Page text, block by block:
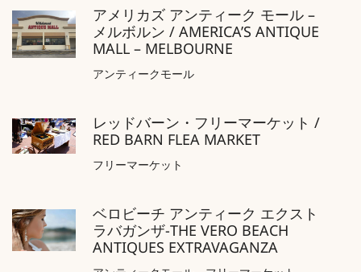
アメリカズ アンティーク モール –
メルボルン / AMERICA’S ANTIQUE
MALL – MELBOURNE
アンティークモール
レッドバーン・フリーマーケット /
RED BARN FLEA MARKET
フリーマーケット
ベロビーチ アンティーク エクスト
ラバガンザ-THE VERO BEACH
ANTIQUES EXTRAVAGANZA